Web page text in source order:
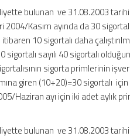
bulunan ve 31.08.2003
Kasım ayında da 30
10 sigortalı daha
sayılı 40 sigortalı
sigorta primlerinin
giren (10+20)=30 sigortalı
Haziran ayı için iki adet aylık
bulunan ve 31.08.2003